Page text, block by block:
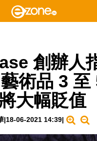
創辦人
術品 3 至
大幅貶值
|18-06-2021 14:39|